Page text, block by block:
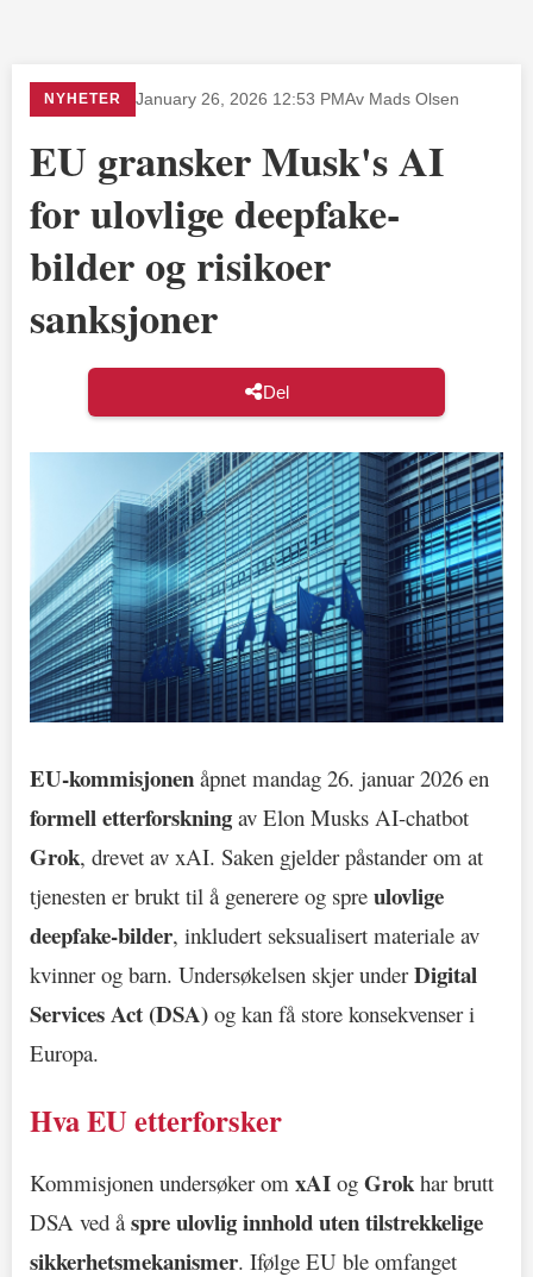
NYHETER January 26, 2026 12:53 PMAv Mads Olsen
EU gransker Musk's AI
for ulovlige deepfake-
bilder og risikoer
sanksjoner
Del
EU-kommisjonen åpnet mandag 26. januar 2026 en
formell etterforskning av Elon Musks AI-chatbot
Grok, drevet av xAI. Saken gjelder påstander om at
tjenesten er brukt til å generere og spre ulovlige
deepfake-bilder, inkludert seksualisert materiale av
kvinner og barn. Undersøkelsen skjer underDigital
Services Act (DSA) og kan få store konsekvenser i
Europa.
Hva EU etterforsker
Kommisjonen undersøker om xAI og Grok har brutt
DSA ved åspre ulovlig innhold uten tilstrekkelige
sikkerhetsmekanismer. Ifølge EU ble omfanget